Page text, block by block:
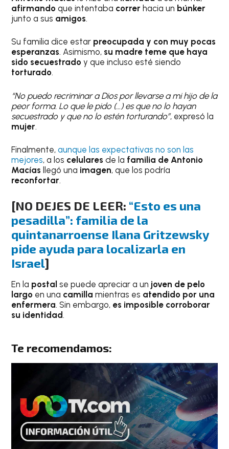
afirmandoque intentaba correrhacia un búnker
junto a sus amigos.
Su familia dice estar preocupada y con muy pocas
esperanzas. Asimismo, su madre teme que haya
sido secuestradoy que incluso esté siendo
torturado.
“No puedo recriminar a Dios por llevarse a mi hijo de la
peor forma. Lo que le pido (…) es que no lo hayan
secuestrado y que no lo estén torturando”, expresó la
mujer.
Finalmente,aunque las expectativas no son las
mejores, a los celularesde la familia de Antonio
Macías llegó una imagen, que los podría
reconfortar.
[NO DEJES DE LEER: “Esto es una
pesadilla”: familia de la
quintanarroense Ilana Gritzewsky
pide ayuda para localizarla en
Israel]
En la postalse puede apreciar a un joven de pelo
largo en una camillamientras es atendido por una
enfermera. Sin embargo, es imposible corroborar
su identidad.
Te recomendamos: